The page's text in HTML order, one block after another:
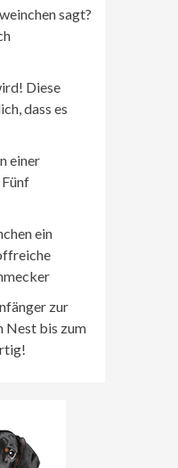
sagt?
Diese
dass es
einer
ein
zur
Nest bis zum